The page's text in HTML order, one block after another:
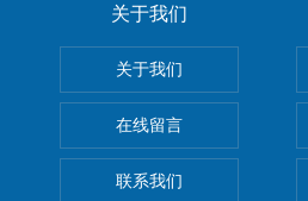
关于我们
关于我们
在线留言
联系我们